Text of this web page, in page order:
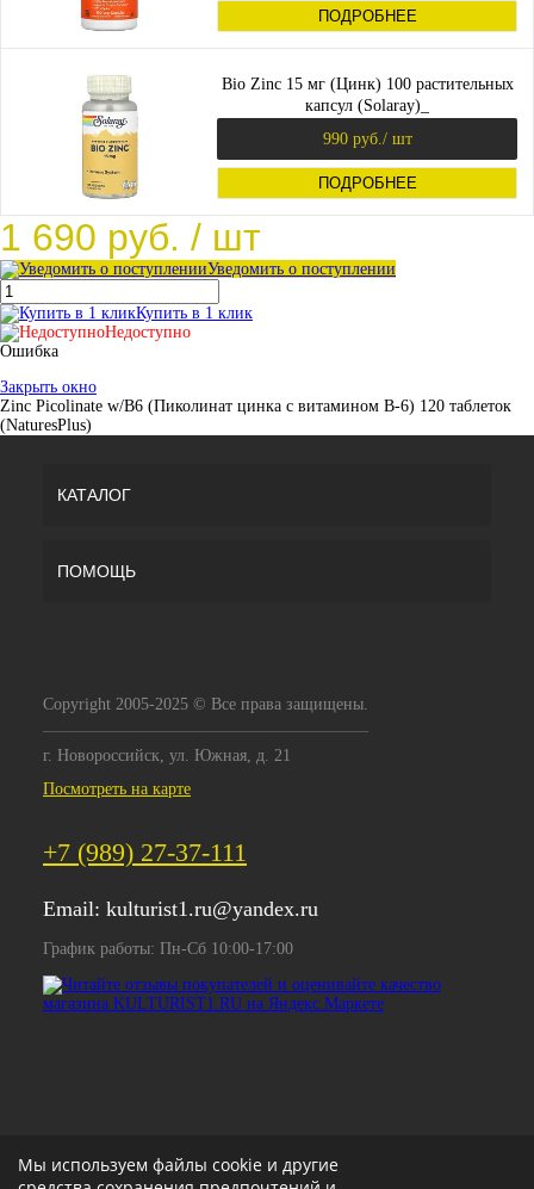
ПОДРОБНЕЕ
Bio Zinc 15 мг (Цинк) 100 растительных
капсул (Solaray)_
990 руб. / шт
ПОДРОБНЕЕ
1 690 руб. / шт
Уведомить о поступлении
Купить в 1 клик
Недоступно
Ошибка
Закрыть окно
Zinc Picolinate w/B6 (Пиколинат цинка с витамином B-6) 120 таблеток
(NaturesPlus)
КАТАЛОГ
ПОМОЩЬ
Copyright 2005-2025 © Все права защищены.
г. Новороссийск, ул. Южная, д. 21
Посмотреть на карте
+7 (989) 27-37-111
Email: kulturist1.ru@yandex.ru
График работы: Пн-Сб 10:00-17:00
Мы используем файлы cookie и другие